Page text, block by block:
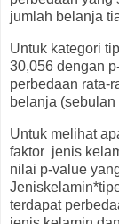
jumlah belanja
Untuk kategori
30,056 dengan
perbedaan rata-
belanja
Untuk melihat
faktor jenis
nilai p-value
terdapat